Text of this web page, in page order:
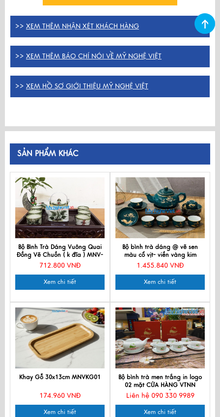
>> XEM THÊM NHẬN XÉT KHÁCH HÀNG
>> XEM THÊM BÁO CHÍ NÓI VỀ MỸ NGHỆ VIỆT
>> XEM HỒ SƠ GIỚI THIỆU MỸ NGHỆ VIỆT
SẢN PHẨM KHÁC
Bộ Bình Trà Dáng Vuông Quai
Đồng Vẽ Chuồn ( k đĩa ) MNV-
TS608-1
712.800 VNĐ
Xem chi tiết
Bộ bình trà dáng @ vẽ sen
màu cổ vịt- viền vàng kim
400ml MNV-TS589
1.455.840 VNĐ
Xem chi tiết
Khay Gỗ 30x13cm MNVKG01
174.960 VNĐ
Xem chi tiết
Bộ bình trà men trắng in logo
02 mặt CỬA HÀNG VTNN
THANH TÂN
Liên hệ 090 330 9989
Xem chi tiết